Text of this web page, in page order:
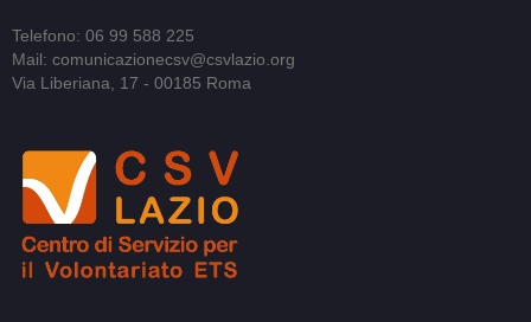
Telefono: 06 99 588 225
Mail: comunicazionecsv@csvlazio.org
Via Liberiana, 17 - 00185 Roma